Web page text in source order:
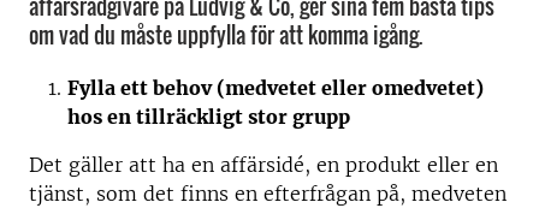
om vad du måste uppfylla för att komma igång.
Fylla ett behov (medvetet eller omedvetet)
hos en tillräckligt stor grupp
Det gäller att ha en affärsidé, en produkt eller en
tjänst, som det finns en efterfrågan på, medveten